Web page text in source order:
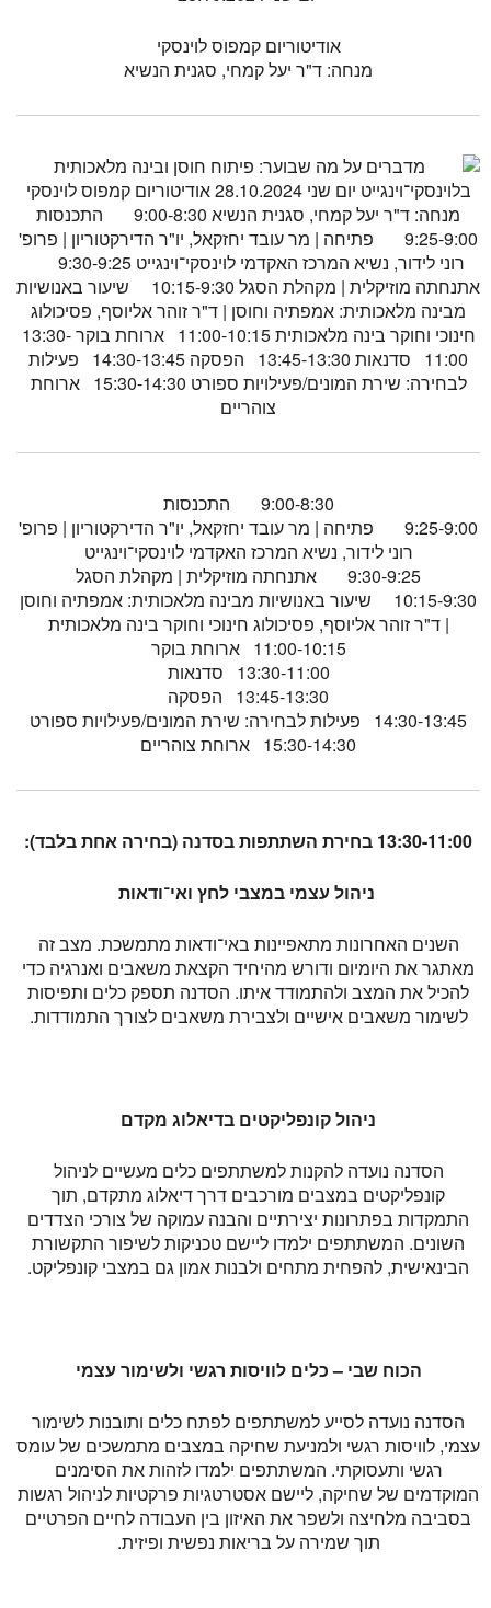
אודיטוריום קמפוס לוינסקי
מנחה: ד"ר יעל קמחי, סגנית הנשיא
9:00-8:30 התכנסות
9:25-9:00 פתיחה | מר עובד יחזקאל, יו"ר הדירקטוריון | פרופ'
רוני לידור, נשיא המרכז האקדמי לוינסקי־וינגייט
9:30-9:25 אתנחתה מוזיקלית | מקהלת הסגל
10:15-9:30 שיעור באנושיות מבינה מלאכותית: אמפתיה וחוסן
| ד"ר זוהר אליוסף, פסיכולוג חינוכי וחוקר בינה מלאכותית
11:00-10:15 ארוחת בוקר
13:30-11:00 סדנאות
13:45-13:30 הפסקה
14:30-13:45 פעילות לבחירה: שירת המונים/פעילויות ספורט
15:30-14:30 ארוחת צוהריים
13:30-11:00 בחירת השתתפות בסדנה (בחירה אחת בלבד):
ניהול עצמי במצבי לחץ ואי־ודאות
השנים האחרונות מתאפיינות באי־ודאות מתמשכת. מצב זה
מאתגר את היומיום ודורש מהיחיד הקצאת משאבים ואנרגיה כדי
להכיל את המצב ולהתמודד איתו. הסדנה תספק כלים ותפיסות
לשימור משאבים אישיים ולצבירת משאבים לצורך התמודדות.
ניהול קונפליקטים בדיאלוג מקדם
הסדנה נועדה להקנות למשתתפים כלים מעשיים לניהול
קונפליקטים במצבים מורכבים דרך דיאלוג מתקדם, תוך
התמקדות בפתרונות יצירתיים והבנה עמוקה של צורכי הצדדים
השונים. המשתתפים ילמדו ליישם טכניקות לשיפור התקשורת
הבינאישית, להפחית מתחים ולבנות אמון גם במצבי קונפליקט.
הכוח שבי – כלים לוויסות רגשי ולשימור עצמי
הסדנה נועדה לסייע למשתתפים לפתח כלים ותובנות לשימור
עצמי, לוויסות רגשי ולמניעת שחיקה במצבים מתמשכים של עומס
רגשי ותעסוקתי. המשתתפים ילמדו לזהות את הסימנים
המוקדמים של שחיקה, ליישם אסטרטגיות פרקטיות לניהול רגשות
בסביבה מלחיצה ולשפר את האיזון בין העבודה לחיים הפרטיים
תוך שמירה על בריאות נפשית ופיזית.